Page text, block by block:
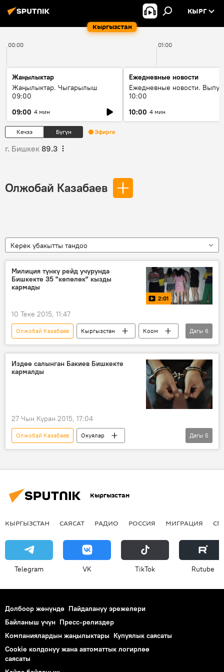
Кыргызстан
КЫРГ
00:00 01:00
Жаңылыктар
Жаңылыктар. Чыгарылыш
09:00
09:00 4 мин
Ежедневные новости
Ежедневные новости.
10:00
10:00 4 мин
Кечээ Бүгүн Эфирге
г. Бишкек 89.3
Олжобай Казабаев
Керек убакытты тандоо
Милиция түнкү рейд учурунда
Бишкекте 35 "көпөлөк" кызды
кармады
2:01
10 Теке 2015, 11:47
Олжобай Казабаев Кыргызстан
Коом
Видео
Жаңылыктар
Бишкек
рейд
Дагы 6
Издөө салынган Бакиев Бишкекте
кармалды
27 Чын Куран 2015, 17:04
Олжобай Казабаев
Окуялар
Кыргызстан
Жаңылыктар
Саясат
Дагы 5
Кыргызстан
КЫРГЫЗСТАН САЯСАТ РАДИО РОССИЯ МИГРАЦИЯ
Telegram VK ТikТоk Rutube
Долбоор жөнүндө Пайдалануу эрежелери
Байланыш үчүн Пресс-релиздер
Компаниялардын жаңылыктары Купуялык саясаты
Cookie колдонуу жана автоматтык логирлөө
саясаты